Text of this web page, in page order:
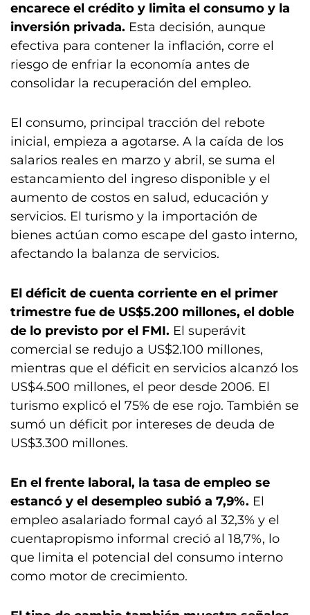
encarece el crédito y limita el consumo y la
inversión privada. Esta decisión, aunque
efectiva para contener la inflación, corre el
riesgo de enfriar la economía antes de
consolidar la recuperación del empleo.
El consumo, principal tracción del rebote
inicial, empieza a agotarse. A la caída de los
salarios reales en marzo y abril, se suma el
estancamiento del ingreso disponible y el
aumento de costos en salud, educación y
servicios. El turismo y la importación de
bienes actúan como escape del gasto interno,
afectando la balanza de servicios.
El déficit de cuenta corriente en el primer
trimestre fue de US$5.200 millones, el doble
de lo previsto por el FMI. El superávit
comercial se redujo a US$2.100 millones,
mientras que el déficit en servicios alcanzó los
US$4.500 millones, el peor desde 2006. El
turismo explicó el 75% de ese rojo. También se
sumó un déficit por intereses de deuda de
US$3.300 millones.
En el frente laboral, la tasa de empleo se
estancó y el desempleo subió a 7,9%. El
empleo asalariado formal cayó al 32,3% y el
cuentapropismo informal creció al 18,7%, lo
que limita el potencial del consumo interno
como motor de crecimiento.